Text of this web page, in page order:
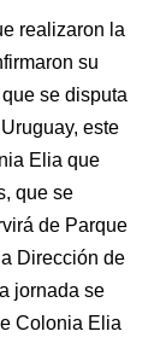
realizaron la
su
se disputa
este
Elia que
que se
de Parque
Dirección de
jornada se
Colonia Elia